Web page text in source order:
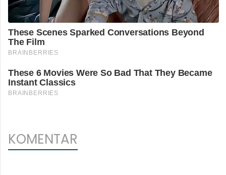
KOMENTAR